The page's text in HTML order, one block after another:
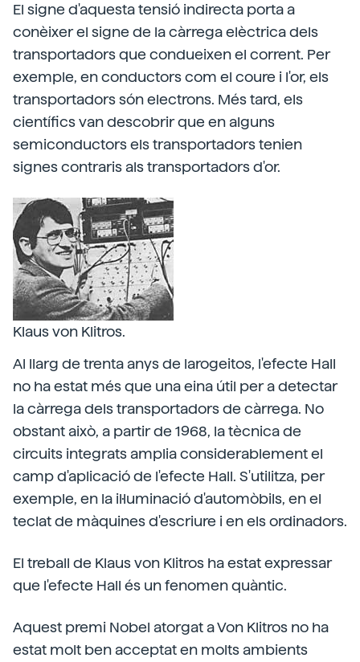
El signe d'aquesta tensió indirecta porta a
conèixer el signe de la càrrega elèctrica dels
transportadors que condueixen el corrent. Per
exemple, en conductors com el coure i l'or, els
transportadors són electrons. Més tard, els
científics van descobrir que en alguns
semiconductors els transportadors tenien
signes contraris als transportadors d'or.
Klaus von Klitros.
Al llarg de trenta anys de larogeitos, l'efecte Hall
no ha estat més que una eina útil per a detectar
la càrrega dels transportadors de càrrega. No
obstant això, a partir de 1968, la tècnica de
circuits integrats amplia considerablement el
camp d'aplicació de l'efecte Hall. S'utilitza, per
exemple, en la il·luminació d'automòbils, en el
teclat de màquines d'escriure i en els ordinadors.
El treball de Klaus von Klitros ha estat expressar
que l'efecte Hall és un fenomen quàntic.
Aquest premi Nobel atorgat a Von Klitros no ha
estat molt ben acceptat en molts ambients